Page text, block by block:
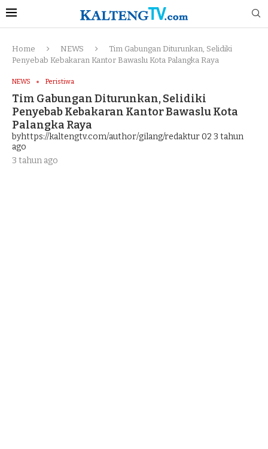
Home NEWS
Tim Gabungan Diturunkan, Selidiki
Penyebab Kebakaran Kantor Bawaslu Kota Palangka Raya
NEWS Peristiwa
Tim Gabungan Diturunkan, Selidiki
Penyebab Kebakaran Kantor Bawaslu Kota
Palangka Raya
byhttps://kaltengtv.com/author/gilang/redaktur 02 3 tahun
ago
3 tahun ago